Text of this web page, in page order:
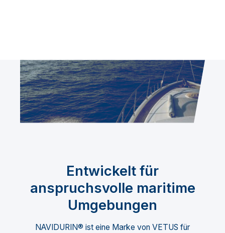
Entwickelt für
anspruchsvolle maritime
Umgebungen
NAVIDURIN® ist eine Marke von VETUS für